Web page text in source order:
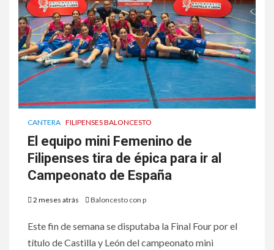
CANTERA FILIPENSES BALONCESTO
El equipo mini Femenino de
Filipenses tira de épica para ir al
Campeonato de España
2 meses atrás Baloncesto con p
Este fin de semana se disputaba la Final Four por el
título de Castilla y León del campeonato mini